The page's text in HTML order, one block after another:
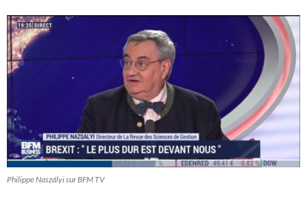
Philippe Naszályi sur BFM TV